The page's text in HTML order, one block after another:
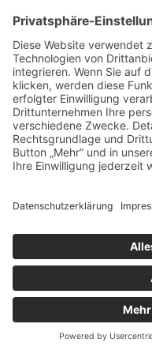
luv junge kirche lindau
T +49 8382 98908-20
luv-
Impressum·